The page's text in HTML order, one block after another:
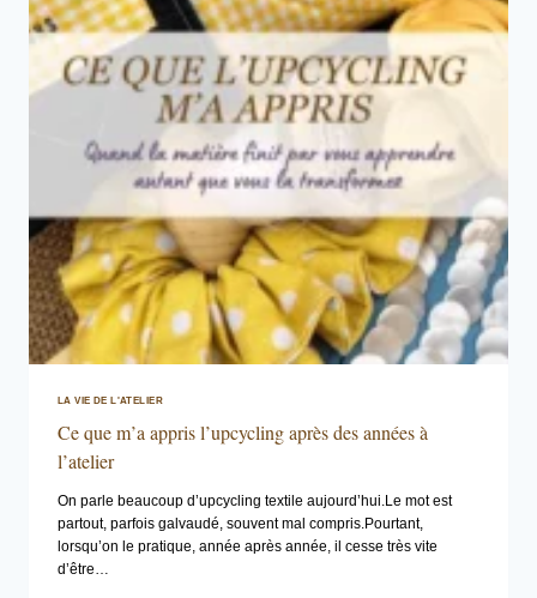
LA VIE DE L'ATELIER
Ce que m’a appris l’upcycling après des années à
l’atelier
On parle beaucoup d’upcycling textile aujourd’hui.Le mot est
partout, parfois galvaudé, souvent mal compris.Pourtant,
lorsqu’on le pratique, année après année, il cesse très vite
d’être…